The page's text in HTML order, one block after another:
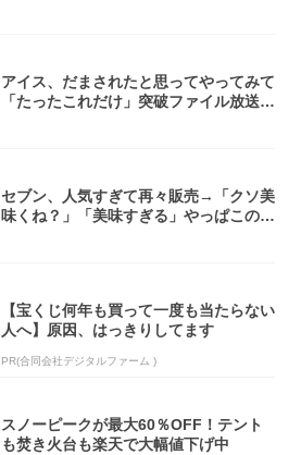
アイス、だまされたと思ってやってみて
「たったこれだけ」突破ファイル放送で
セブン、人気すぎて再々販売→「クソ美
味くね？」「美味すぎる」やっぱこのク
【宝くじ何年も買って一度も当たらない
人へ】原因、はっきりしてます
PR(合同会社デジタルファーム )
スノーピークが最大60％OFF！テント
も焚き火台も楽天で大幅値下げ中